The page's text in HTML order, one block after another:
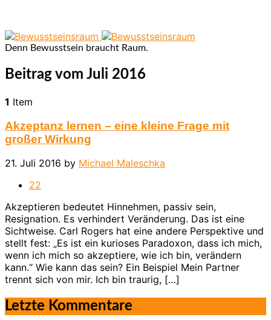
Denn Bewusstsein braucht Raum.
Beitrag vom Juli 2016
1 Item
Akzeptanz lernen – eine kleine Frage mit
großer Wirkung
21. Juli 2016 by Michael Maleschka
22
Akzeptieren bedeutet Hinnehmen, passiv sein,
Resignation. Es verhindert Veränderung. Das ist eine
Sichtweise. Carl Rogers hat eine andere Perspektive und
stellt fest: „Es ist ein kurioses Paradoxon, dass ich mich,
wenn ich mich so akzeptiere, wie ich bin, verändern
kann.“ Wie kann das sein? Ein Beispiel Mein Partner
trennt sich von mir. Ich bin traurig, […]
Letzte Kommentare